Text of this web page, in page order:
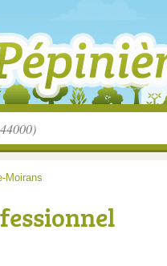
Moirans